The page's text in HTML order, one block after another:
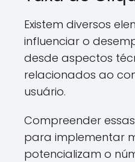
Existem diversos
influenciar o
desde aspectos
relacionados ao
usuário.
Compreender
para implementar
potencializam o